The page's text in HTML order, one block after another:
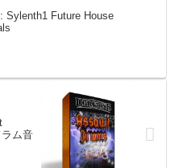
Sylenth1 Future House
ム音